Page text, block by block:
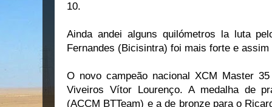
10.
Ainda andei alguns quilómetros la luta
Fernandes (Bicisintra) foi mais forte e
O novo campeão nacional XCM Master
Viveiros Vítor Lourenço. A medalha de
(ACCM BTTeam) e a de bronze para o